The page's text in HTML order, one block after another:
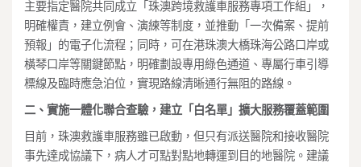
主要指定醫院共同成立「珠澳跨境救護車服務專項工作組」，
明確權責，建立例會、演練等制度，並推動「一次備案、提前
預報」的電子化流程；同時，可在港珠澳大橋珠海公路口岸或
橫琴口岸等關鍵節點，明確劃設專用綠色通道、專屬行車引導
標線及臨時應急泊位，實現路線清晰通行無阻的路線。
二、實施一體化聯合查驗，建立「白名單」擴大服務覆蓋範圍
目前，珠澳救護車服務雖已啟動，但只有派送醫院和接收醫院
事先達成協議下，病人才可點對點地轉運到目的地醫院。建議